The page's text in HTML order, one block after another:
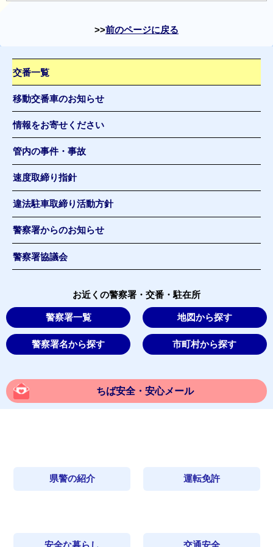
前のページに戻る
交番一覧
移動交番車のお知らせ
情報をお寄せください
管内の事件・事故
速度取締り指針
違法駐車取締り活動方針
警察署からのお知らせ
警察署協議会
お近くの警察署・交番・駐在所
警察署一覧 地図から探す
警察署名から探す 市町村から探す
ちば安全・安心メール
県警の紹介 運転免許
安全な暮らし 交通安全